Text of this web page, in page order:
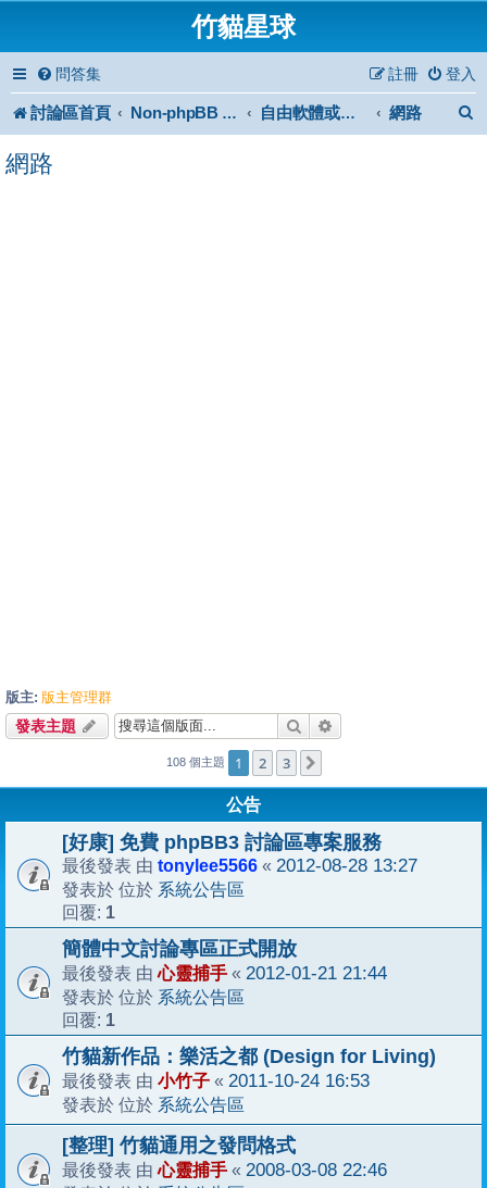
竹貓星球
問答集 登入
註冊
討論區首頁 Non-phpBB specific 自由軟體或免費軟體 網路
網路
版主: 版主管理群
發表主題 搜尋
108 個主題 1 2 3
公告
[好康] 免費 phpBB3 討論區專案服務
最後發表 由 tonylee5566 « 2012-08-28 13:27
發表於 位於 系統公告區
回覆: 1
簡體中文討論專區正式開放
最後發表 由心靈捕手 « 2012-01-21 21:44
發表於 位於 系統公告區
回覆: 1
竹貓新作品：樂活之都 (Design for Living)
最後發表 由 小竹子 « 2011-10-24 16:53
發表於 位於 系統公告區
[整理] 竹貓通用之發問格式
最後發表 由心靈捕手 « 2008-03-08 22:46